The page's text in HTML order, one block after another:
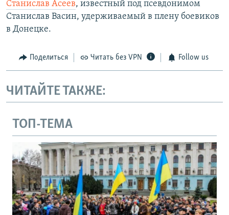
Станислав Асеев, известный под псевдонимом
Станислав Васин, удерживаемый в плену боевиков
в Донецке.
Поделиться Читать без VPN Follow us
ЧИТАЙТЕ ТАКЖЕ:
ТОП-ТЕМА